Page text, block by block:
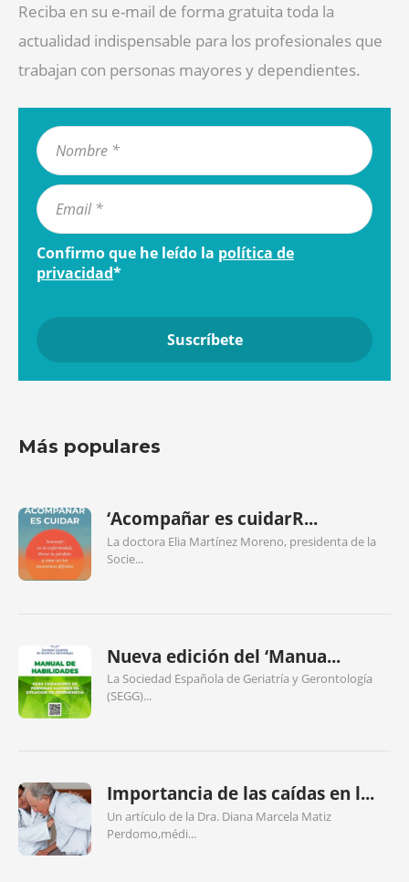
Reciba en su e-mail de forma gratuita toda la
actualidad indispensable para los profesionales que
trabajan con personas mayores y dependientes.
Confirmo que he leído la política de
privacidad*
Más populares
‘Acompañar es cuidarR...
La doctora Elia Martínez Moreno, presidenta de la
Socie...
Nueva edición del ‘Manua...
La Sociedad Española de Geriatría y Gerontología
(SEGG)...
Importancia de las caídas en l...
Un artículo de la Dra. Diana Marcela Matiz
Perdomo,médi...